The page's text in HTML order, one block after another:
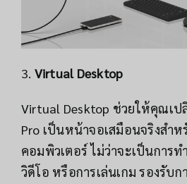
3. Virtual Desktop
Virtual Desktop ช่วยให้คุณเปลี่
Pro เป็นหน้าจอเสมือนจริงสำห
คอมพิวเตอร์ ไม่ว่าจะเป็นการ
วิดีโอ หรือการเล่นเกม รองรับ